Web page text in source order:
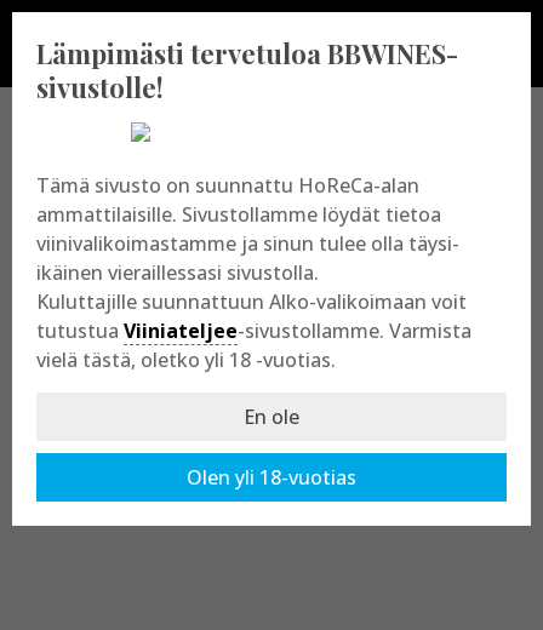
BBWINES OY
Vajossuonkatu 10
20360 Turku
y-tunnus: 2009865-8
Lämpimästi tervetuloa BBWINES-
sivustolle!
Tämä sivusto on suunnattu HoReCa-alan
ammattilaisille. Sivustollamme löydät tietoa
viinivalikoimastamme ja sinun tulee olla täysi-
ikäinen vieraillessasi sivustolla.
Kuluttajille suunnattuun Alko-valikoimaan voit
tutustua Viiniateljee-sivustollamme. Varmista
vielä tästä, oletko yli 18 -vuotias.
En ole
Olen yli 18-vuotias